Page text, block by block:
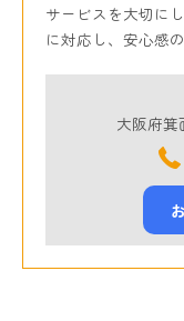
サービスを大切に
に対応し、安心感
大阪府